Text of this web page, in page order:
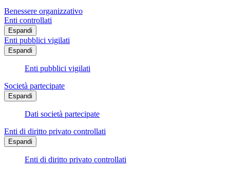
Benessere organizzativo
Enti controllati
Espandi
Enti pubblici vigilati
Espandi
Enti pubblici vigilati
Società partecipate
Espandi
Dati società partecipate
Enti di diritto privato controllati
Espandi
Enti di diritto privato controllati